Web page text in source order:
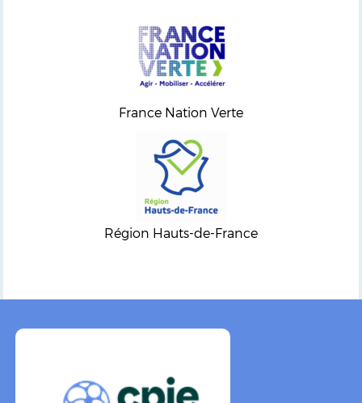
France Nation Verte
Région Hauts-de-France